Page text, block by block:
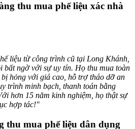
thu mua phế liệu xác nhà
liệu từ công trình cũ tại Long Khánh,
bất ngờ với sự uy tín. Họ thu mua toàn
hỏng với giá cao, hỗ trợ tháo dỡ an
trình minh bạch, thanh toán bằng
hơn 15 năm kinh nghiệm, họ thật sự
hợp tác!"
thu mua phế liệu dân dụng